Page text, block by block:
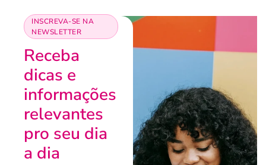
INSCREVA-SE NA
NEWSLETTER
Receba
dicas e
informações
relevantes
pro seu dia
a dia